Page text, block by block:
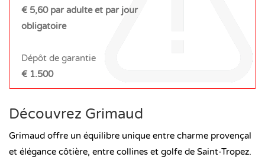
€ 5,60 par adulte et par jour
obligatoire
Dépôt de garantie
€ 1.500
Découvrez Grimaud
Grimaud offre un équilibre unique entre charme provençal
et élégance côtière, entre collines et golfe de Saint-Tropez.